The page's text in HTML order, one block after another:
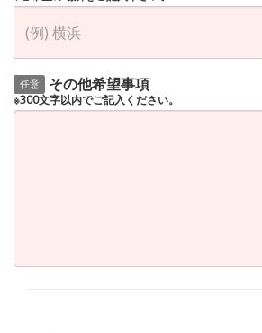
任意 その他希望事項
※300文字以内でご記入ください。